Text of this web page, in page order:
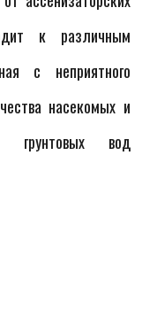
к различным
с неприятного
насекомых и
грунтовых вод